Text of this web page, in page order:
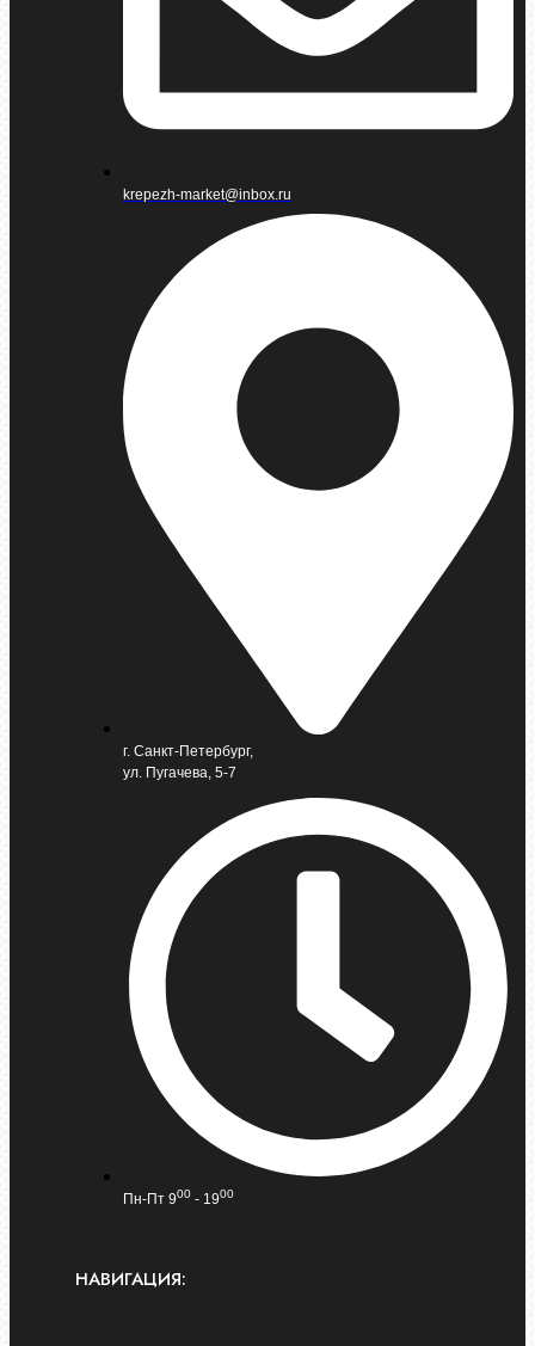
krepezh-market@inbox.ru
г. Санкт-Петербург,
ул. Пугачева, 5-7
Пн-Пт 900 - 1900
НАВИГАЦИЯ: